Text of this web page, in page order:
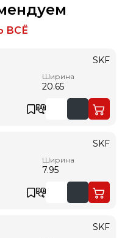
ВСЁ
Ширина
20.65
SKF
Ширина
7.95
SKF
SKF